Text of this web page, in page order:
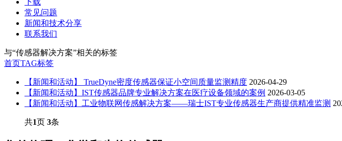
下载
常见问题
新闻和技术分享
联系我们
与“传感器解决方案”相关的标签
首页TAG标签
【新闻和活动】 TrueDyne密度传感器保证小空间质量监测精度 2026-04-29
【新闻和活动】IST传感器品牌专业解决方案在医疗设备领域的案例 2026-03-05
【新闻和活动】工业物联网传感解决方案——瑞士IST专业传感器生产商提供精准监测
共1页 3条